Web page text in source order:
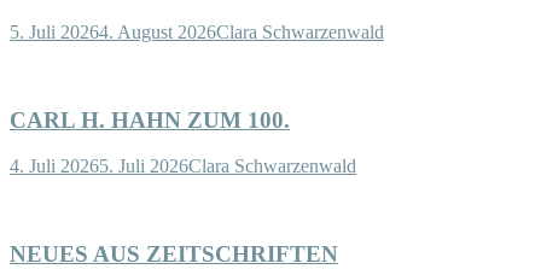
5. Juli 20264. August 2026Clara Schwarzenwald
CARL H. HAHN ZUM 100.
4. Juli 20265. Juli 2026Clara Schwarzenwald
NEUES AUS ZEITSCHRIFTEN